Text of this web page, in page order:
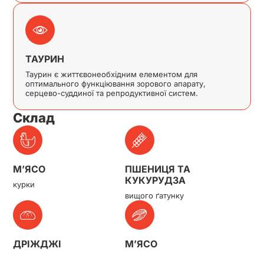
ТАУРИН
Таурин є життєвонеобхідним елементом для
оптимального функціювання зорового апарату,
серцево-суддиної та репродуктивної систем.
Склад
М’ЯСО
курки
ПШЕНИЦЯ ТА
КУКУРУДЗА
вищого ґатунку
ДРІЖДЖІ M’ЯСО